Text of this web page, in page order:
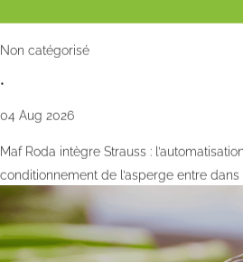
Non catégorisé
•
04 Aug 2026
Maf Roda intègre Strauss :
conditionnement de l’asperge entre